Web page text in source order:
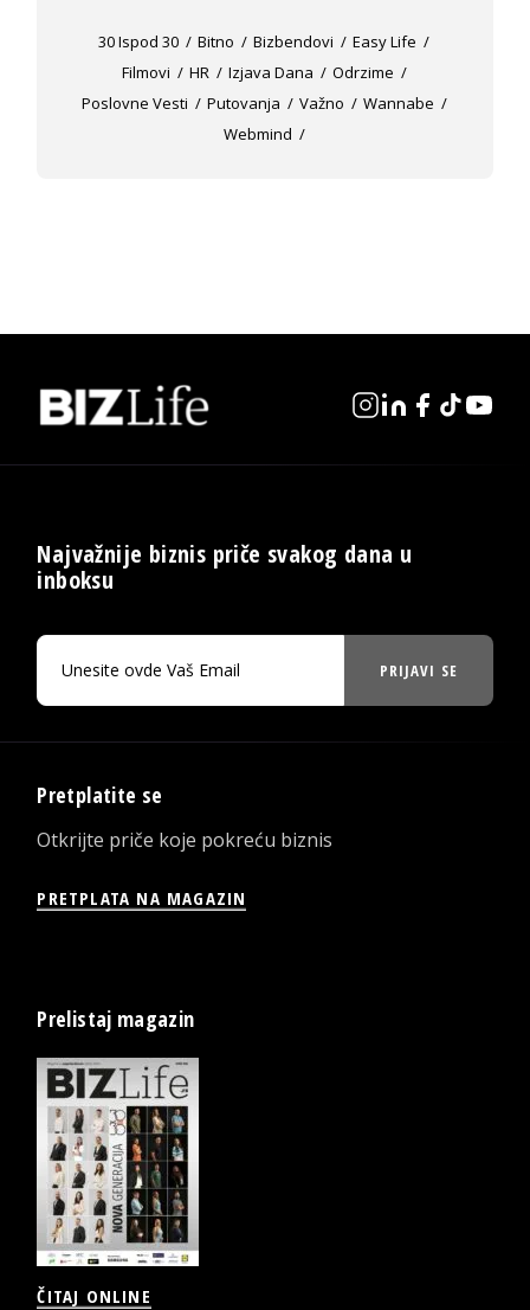
30 Ispod 30 Bitno Bizbendovi
Easy Life
Filmovi
HR Izjava Dana
Odrzime
Poslovne Vesti
Putovanja Važno
Wannabe
Webmind
Najvažnije biznis priče svakog dana u
inboksu
PRIJAVI SE
Pretplatite se
Otkrijte priče koje pokreću biznis
PRETPLATA NA MAGAZIN
Prelistaj magazin
ČITAJ ONLINE